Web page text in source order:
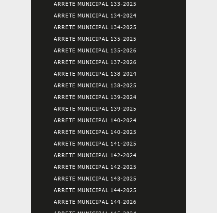
ARRETE MUNICIPAL 133-2025
ARRETE MUNICIPAL 134-2024
ARRETE MUNICIPAL 134-2025
ARRETE MUNICIPAL 135-2025
ARRETE MUNICIPAL 135-2026
ARRETE MUNICIPAL 137-2026
ARRETE MUNICIPAL 138-2024
ARRETE MUNICIPAL 138-2025
ARRETE MUNICIPAL 139-2024
ARRETE MUNICIPAL 139-2025
ARRETE MUNICIPAL 140-2024
ARRETE MUNICIPAL 140-2025
ARRETE MUNICIPAL 141-2025
ARRETE MUNICIPAL 142-2024
ARRETE MUNICIPAL 142-2025
ARRETE MUNICIPAL 143-2025
ARRETE MUNICIPAL 144-2025
ARRETE MUNICIPAL 144-2026